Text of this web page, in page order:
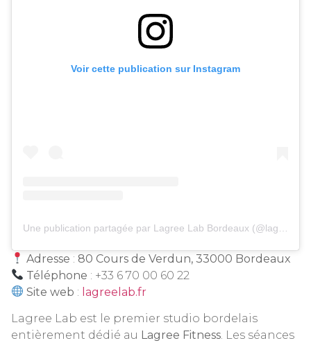
Voir cette publication sur Instagram
Adresse : 80 Cours de Verdun, 33000 Bordeaux
Téléphone : +33 6 70 00 60 22
Site web : lagreelab.fr
Lagree Lab est le premier studio bordelais
entièrement dédié au Lagree Fitness. Les séances